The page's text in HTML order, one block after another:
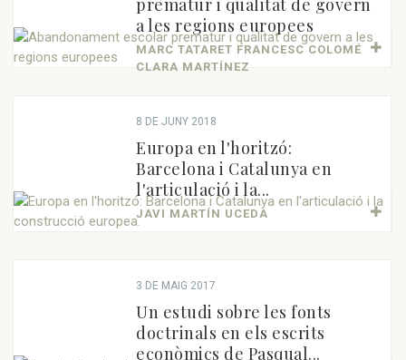
prematur i qualitat de govern
a les regions europees
MARC TATARET FRANCESC COLOMÉ
CLARA MARTÍNEZ
8 DE JUNY 2018
Europa en l'horitzó:
Barcelona i Catalunya en
l'articulació i la...
JAVI MARTÍN UCEDA
3 DE MAIG 2017
Un estudi sobre les fonts
doctrinals en els escrits
econòmics de Pasqual...